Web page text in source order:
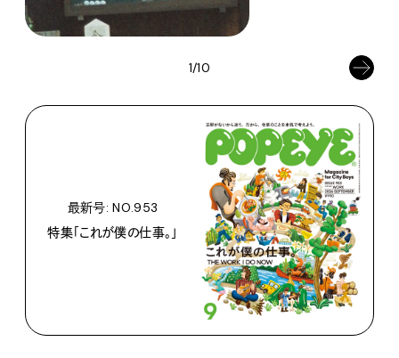
1/10
最新号: NO.953
特集「これが僕の仕事。」